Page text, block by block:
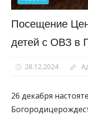
Посещение
детей с ОВЗ в
28.12.2024
26 декабря